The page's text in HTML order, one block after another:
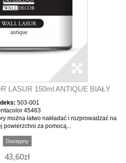
LASUR 150ml ANTIQUE BIAŁY
503-001
45463
można łatwo nakładać i rozprowadzać na
powierzchni za pomocą...
Dostępny
43,60zł